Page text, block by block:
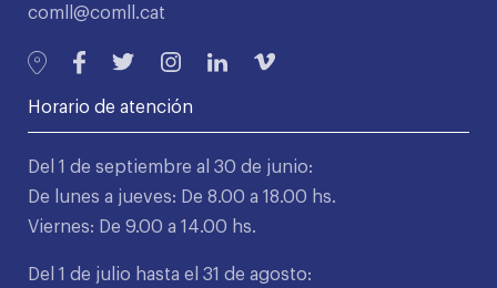
comll@comll.cat
Horario de atención
Del 1 de septiembre al 30 de junio:
De lunes a jueves: De 8.00 a 18.00 hs.
Viernes: De 9.00 a 14.00 hs.
Del 1 de julio hasta el 31 de agosto: